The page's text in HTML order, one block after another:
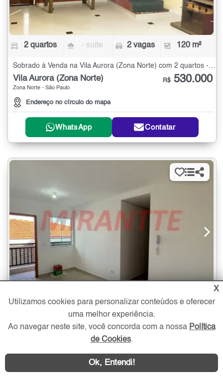
2 quartos - suíte 2 vagas 120 m²
Sobrado à Venda na Vila Aurora (Zona Norte) com 2 quartos - 120 m²
Vila Aurora (Zona Norte)
Zona Norte - São Paulo
Endereço no círculo do mapa
R$ 530.000
WhatsApp Contatar
- suíte - vaga
Apartamento à Venda no Jardim França com 2 quartos - 45 m²
Endereço no círculo do mapa
X
Utilizamos cookies para personalizar conteúdos e oferecer
uma melhor experiência.
Ao navegar neste site, você concorda com a nossa Política
de Cookies.
Ok, Entendi!